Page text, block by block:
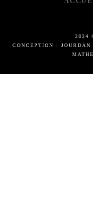
2024
CONCEPTION : JOURDAN